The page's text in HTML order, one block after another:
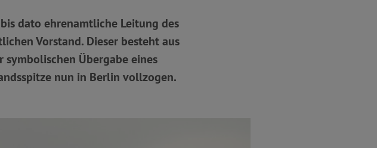
dato ehrenamtliche Leitung des
Vorstand. Dieser besteht aus
Übergabe eines
nun in Berlin vollzogen.